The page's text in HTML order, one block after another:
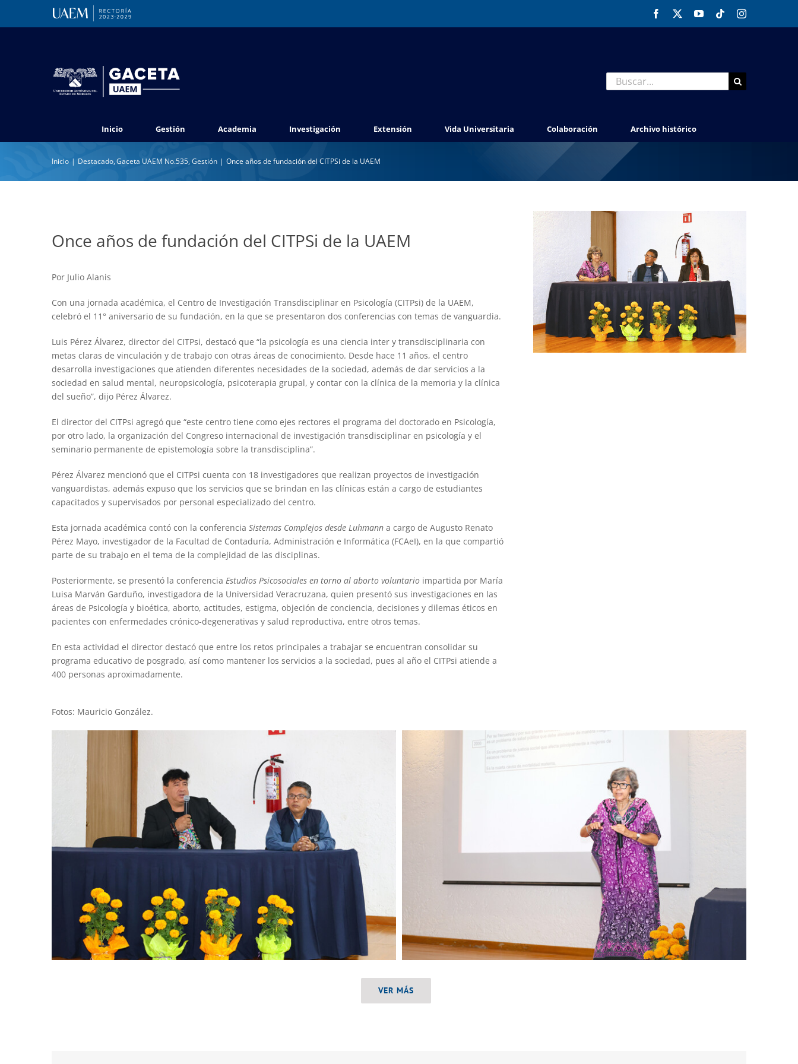
Facebook YouTubeTiktokInstagram
Buscar:
Inicio Gestión Academia Investigación Extensión Vida Universitaria Colaboración Archivo histórico
Inicio Destacado Gaceta UAEM No.535 Gestión Once años de fundación del CITPSi de la UAEM
Once años de fundación del CITPSi de la UAEM
Por Julio Alanis
Con una jornada académica, el Centro de Investigación Transdisciplinar en Psicología (CITPsi) de la UAEM,
celebró el 11° aniversario de su fundación, en la que se presentaron dos conferencias con temas de vanguardia.
Luis Pérez Álvarez, director del CITPsi, destacó que “la psicología es una ciencia inter y transdisciplinaria con
metas claras de vinculación y de trabajo con otras áreas de conocimiento. Desde hace 11 años, el centro
desarrolla investigaciones que atienden diferentes necesidades de la sociedad, además de dar servicios a la
sociedad en salud mental, neuropsicología, psicoterapia grupal, y contar con la clínica de la memoria y la clínica
del sueño”, dijo Pérez Álvarez.
El director del CITPsi agregó que “este centro tiene como ejes rectores el programa del doctorado en Psicología,
por otro lado, la organización del Congreso internacional de investigación transdisciplinar en psicología y el
seminario permanente de epistemología sobre la transdisciplina”.
Pérez Álvarez mencionó que el CITPsi cuenta con 18 investigadores que realizan proyectos de investigación
vanguardistas, además expuso que los servicios que se brindan en las clínicas están a cargo de estudiantes
capacitados y supervisados por personal especializado del centro.
Esta jornada académica contó con la conferencia Sistemas Complejos desde Luhmanna cargo de Augusto Renato
Pérez Mayo, investigador de la Facultad de Contaduría, Administración e Informática (FCAeI), en la que compartió
parte de su trabajo en el tema de la complejidad de las disciplinas.
Posteriormente, se presentó la conferencia Estudios Psicosociales en torno al aborto voluntarioimpartida por María
Luisa Marván Garduño, investigadora de la Universidad Veracruzana, quien presentó sus investigaciones en las
áreas de Psicología y bioética, aborto, actitudes, estigma, objeción de conciencia, decisiones y dilemas éticos en
pacientes con enfermedades crónico-degenerativas y salud reproductiva, entre otros temas.
En esta actividad el director destacó que entre los retos principales a trabajar se encuentran consolidar su
programa educativo de posgrado, así como mantener los servicios a la sociedad, pues al año el CITPsi atiende a
400 personas aproximadamente.
Fotos: Mauricio González.
VER MÁS